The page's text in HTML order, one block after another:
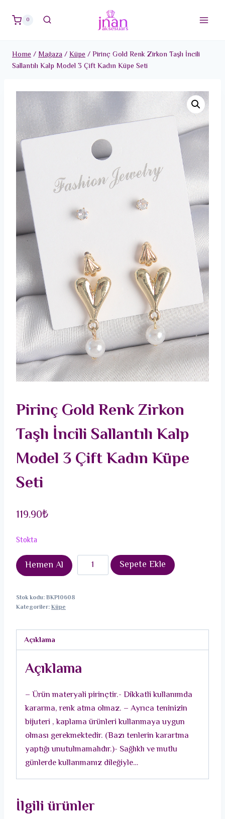
0
Home/Mağaza/Küpe/Pirinç Gold Renk Zirkon Taşlı İncili
Sallantılı Kalp Model 3 Çift Kadın Küpe Seti
Pirinç Gold Renk Zirkon
Taşlı İncili Sallantılı Kalp
Model 3 Çift Kadın Küpe
Seti
119.90₺
Stokta
Hemen Al
Pirinç
Gold
İncili
Model
Çift
Kadın
Küpe
Seti
adet
Sepete Ekle
Stok kodu:BKP10608
Kategoriler:Küpe
Açıklama
Açıklama
– Ürün materyali pirinçtir.- Dikkatli kullanımda
kararma, renk atma olmaz. – Ayrıca teninizin
bijuteri , kaplama ürünleri kullanmaya uygun
olması gerekmektedir. (Bazı tenlerin karartma
yaptığı unutulmamalıdır.)- Sağlıklı ve mutlu
günlerde kullanmanız dileğiyle…
İlgili ürünler